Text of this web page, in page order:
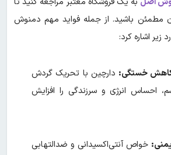
مطمئن باشید. از جمله فواید مهم دمنوش
زیر اشاره کرد:
کاهش خستگی: دارچین با تحریک گردش
احساس انرژی و سرزندگی را افزایش
خواص آنتی‌اکسیدانی و ضدالتهابی